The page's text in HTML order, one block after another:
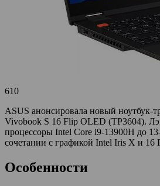
610
ASUS анонсировала новый ноутбук-
Vivobook S 16 Flip OLED (TP3604).
процессоры Intel Core i9-13900H до
сочетании с графикой Intel Iris X и 16
Особенности